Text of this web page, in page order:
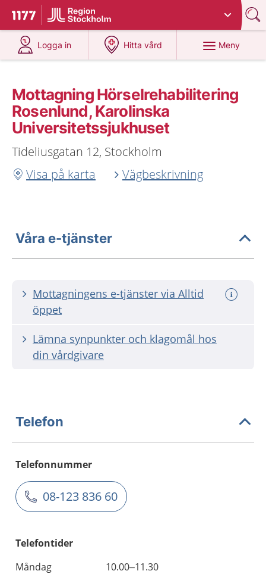
Till startsidan för 1177
Du har valt region
Logga in
på 1177.se
Hitta vård
på 1177.se
Meny
Mottagning Hörselrehabilitering
Rosenlund, Karolinska
Universitetssjukhuset
Tideliusgatan 12, Stockholm
Visa på karta
Vägbeskrivning
Våra e-tjänster
Mottagningens e-tjänster via Alltid
öppet
Lämna synpunkter och klagomål hos
din vårdgivare
Telefon
Telefonnummer
08-123 836 60
Telefontider
Måndag
10.00–11.30